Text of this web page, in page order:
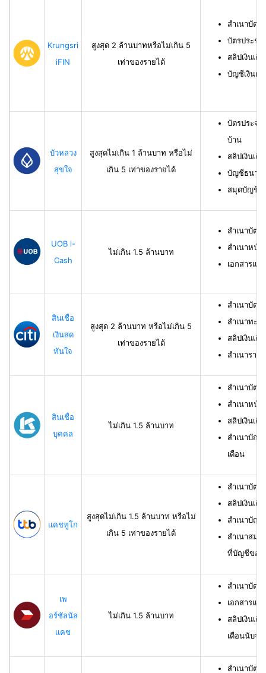
Krungsri
iFIN
สูงสุด 2 ล้านบาทหรือไม่เกิน 5
เท่าของรายได้
สำเนาบัตร
บัตรประช
สลิปเงินเดื
บัญชีเงินฝา
บัวหลวง
สุขใจ
สูงสุดไม่เกิน 1 ล้านบาท หรือไม่
เกิน 5 เท่าของรายได้
บัตรประจำ
บ้าน
สลิปเงินเดื
บัญชีธนาคา
สมุดบัญชีธ
UOB i-
Cash
ไม่เกิน 1.5 ล้านบาท
สำเนาบัตร
สำเนาหน้
เอกสารแส
สินเชื่อ
เงินสด
ทันใจ
สูงสุด 2 ล้านบาท หรือไม่เกิน 5
เท่าของรายได้
สำเนาบัตร
สำเนาทะเ
สลิปเงินเดื
สำเนาราย
สินเชื่อ
บุคคล
ไม่เกิน 1.5 ล้านบาท
สำเนาบัตร
สำเนาหน้
สลิปเงินเดื
สำเนาบัญชี
เดือน
แคชทูโก
สูงสุดไม่เกิน 1.5 ล้านบาท หรือไม่
เกิน 5 เท่าของรายได้
สำเนาบัตร
สลิปเงินเดื
สำเนาบัญ
สำเนาสมุด
ที่บัญชีของ
เพ
อร์ชัลนัล
แคช
ไม่เกิน 1.5 ล้านบาท
สำเนาบัตร
เอกสารแส
สลิปเงินเ
เดือนนับจ
สำเนาบัต